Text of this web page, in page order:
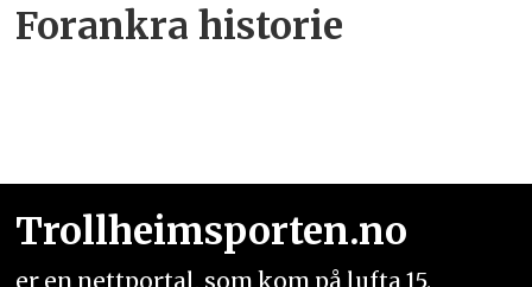
Forankra historie
Trollheimsporten.no